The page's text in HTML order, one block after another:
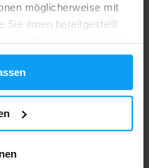
möglicherweise mit
Sie ihnen bereitgestellt
Ihrer Nutzung der Dienste
Zahlung im Voraus
7,49 €